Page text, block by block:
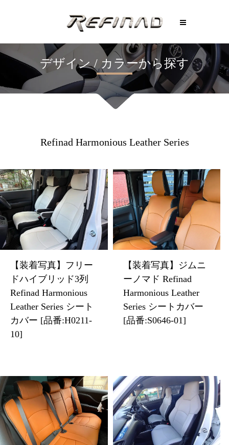
Refinad Harmonious Leather Series
【装着写真】フリー
ドハイブリッド3列
Refinad Harmonious
Leather Series シート
カバー [品番:H0211-
10]
【装着写真】ジムニ
ーノマド Refinad
Harmonious Leather
Series シートカバー
[品番:S0646-01]